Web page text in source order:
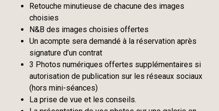
Retouche minutieuse de chacune des images
choisies
N&B des images choisies offertes
Un acompte sera demandé à la réservation après
signature d’un contrat
3 Photos numériques offertes supplémentaires si
autorisation de publication sur les réseaux sociaux
(hors mini-séances)
La prise de vue et les conseils.